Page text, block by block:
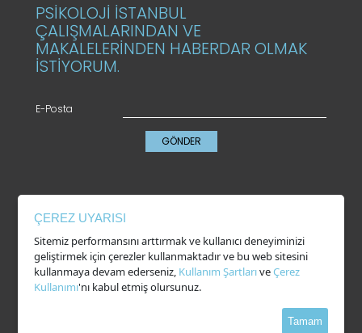
PSİKOLOJİ İSTANBUL
ÇALIŞMALARINDAN VE
MAKALELERİNDEN HABERDAR OLMAK
İSTİYORUM.
E-Posta
GÖNDER
Çerez Kullanımı
Kullanım Şartları
ÇEREZ UYARISI
Sitemiz performansını arttırmak ve kullanıcı deneyiminizi
geliştirmek için çerezler kullanmaktadır ve bu web sitesini
kullanmaya devam ederseniz, Kullanım ŞartlarıveÇerez
Kullanımı'nı kabul etmiş olursunuz.
Tamam